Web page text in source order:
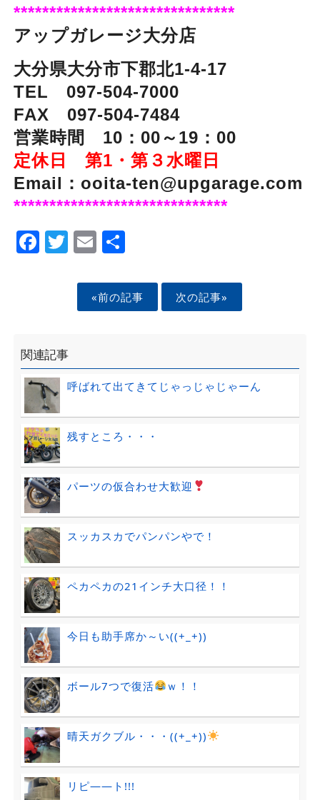
*******************************
アップガレージ大分店
大分県大分市下郡北1-4-17
TEL 097-504-7000
FAX 097-504-7484
営業時間 10：00～19：00
定休日 第1・第３水曜日
Email：ooita-ten@upgarage.com
******************************
Facebook
Twitter
EmailShare
«前の記事 次の記事»
関連記事
呼ばれて出てきてじゃっじゃじゃーん
残すところ・・・
パーツの仮合わせ大歓迎
スッカスカでパンパンやで！
ペカペカの21インチ大口径！！
今日も助手席か～い((+_+))
ボール7つで復活 ｗ！！
晴天ガクブル・・・((+_+))
リピ――ト!!!